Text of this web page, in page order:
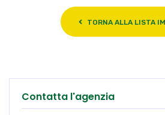
Ogni punto vendita è giuridicamente